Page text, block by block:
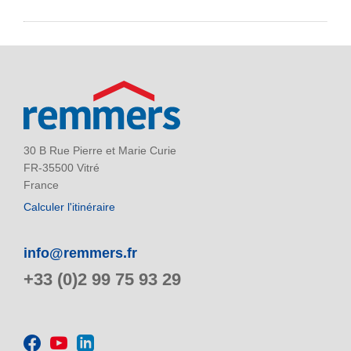
30 B Rue Pierre et Marie Curie
FR-35500 Vitré
France
Calculer l'itinéraire
info@remmers.fr
+33 (0)2 99 75 93 29